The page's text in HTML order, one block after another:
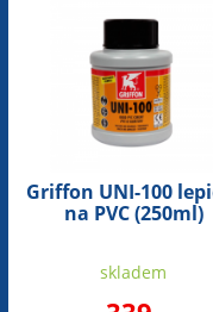
Griffon UNI-100
na PVC (250ml)
skladem